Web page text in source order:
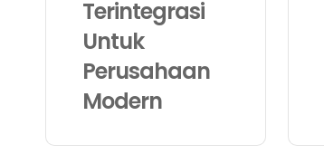
Terintegrasi
Untuk
Perusahaan
Modern